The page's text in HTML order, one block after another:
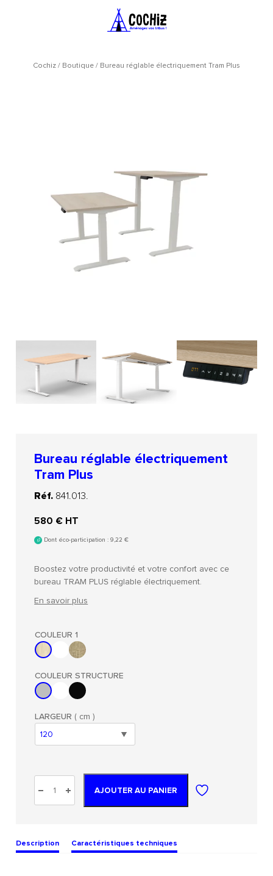
Cochiz/ Boutique/ Bureau réglable électriquement Tram Plus
Bureau réglable électriquement
Tram Plus
Réf. 841.013.
580 € HT
Dont éco-participation :9,22€
Boostez votre productivité et votre confort avec ce
bureau TRAM PLUS réglable électriquement.
En savoir plus
COULEUR 1
COULEUR STRUCTURE
LARGEUR ( cm )
AJOUTER AU PANIER
Description Caractéristiques techniques